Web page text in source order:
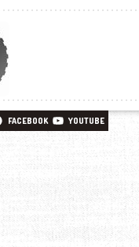
FACEBOOK YOUTUBE